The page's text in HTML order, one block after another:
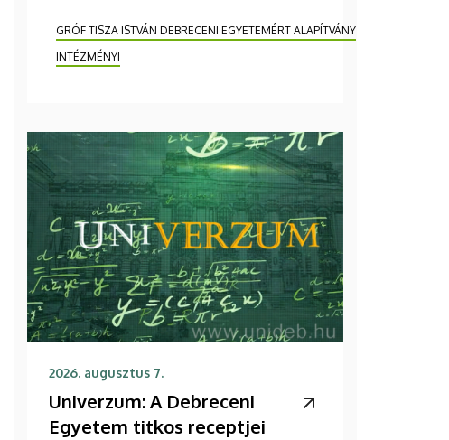
GRÓF TISZA ISTVÁN DEBRECENI EGYETEMÉRT ALAPÍTVÁNY
INTÉZMÉNYI
2026. augusztus 7.
Univerzum: A Debreceni
Egyetem titkos receptjei